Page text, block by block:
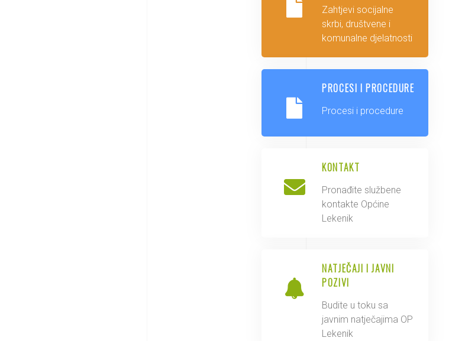
Zahtjevi socijalne
skrbi, društvene i
komunalne djelatnosti
PROCESI I PROCEDURE
Procesi i procedure
KONTAKT
Pronađite službene
kontakte Općine
Lekenik
NATJEČAJI I JAVNI
POZIVI
Budite u toku sa
javnim natječajima OP
Lekenik